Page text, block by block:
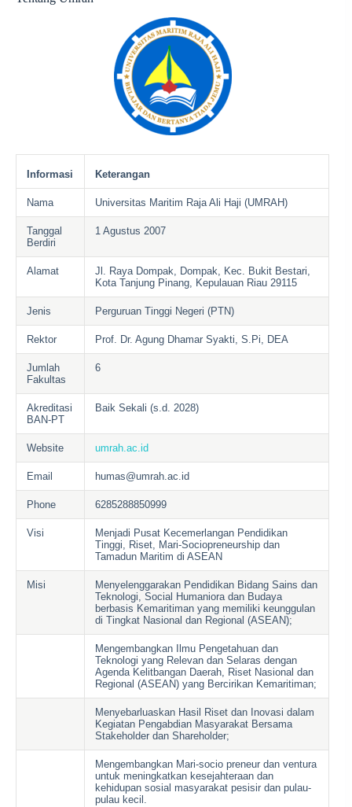
Informasi Keterangan
Nama Universitas Maritim Raja Ali Haji (UMRAH)
Tanggal
Berdiri
1 Agustus 2007
Alamat
Jl. Raya Dompak, Dompak, Kec. Bukit Bestari,
Kota Tanjung Pinang, Kepulauan Riau 29115
Jenis Perguruan Tinggi Negeri (PTN)
Rektor Prof. Dr. Agung Dhamar Syakti, S.Pi, DEA
Jumlah
Fakultas
6
Akreditasi
BAN-PT
Baik Sekali (s.d. 2028)
Website umrah.ac.id
Email humas@umrah.ac.id
Phone 6285288850999
Visi
Menjadi Pusat Kecemerlangan Pendidikan
Tinggi, Riset, Mari-Sociopreneurship dan
Tamadun Maritim di ASEAN
Misi
Menyelenggarakan Pendidikan Bidang Sains dan
Teknologi, Social Humaniora dan Budaya
berbasis Kemaritiman yang memiliki keunggulan
di Tingkat Nasional dan Regional (ASEAN);
Mengembangkan Ilmu Pengetahuan dan
Teknologi yang Relevan dan Selaras dengan
Agenda Kelitbangan Daerah, Riset Nasional dan
Regional (ASEAN) yang Bercirikan Kemaritiman;
Menyebarluaskan Hasil Riset dan Inovasi dalam
Kegiatan Pengabdian Masyarakat Bersama
Stakeholder dan Shareholder;
Mengembangkan Mari-socio preneur dan ventura
untuk meningkatkan kesejahteraan dan
kehidupan sosial masyarakat pesisir dan pulau-
pulau kecil.